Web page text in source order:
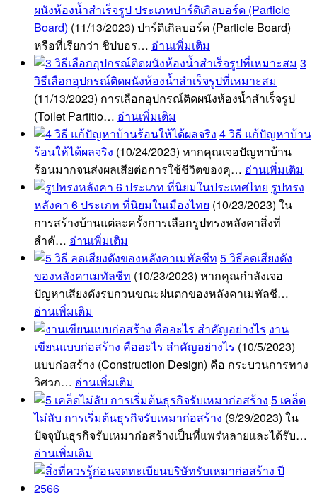
ผนังห้องน้ำสำเร็จรูป ประเภทปาร์ติเกิลบอร์ด (Particle
Board) (11/13/2023) ปาร์ติเกิลบอร์ด (Particle Board)
หรือที่เรียกว่า ชิปบอร… อ่านเพิ่มเติม
3
วิธีเลือกอุปกรณ์ติดผนังห้องน้ำสำเร็จรูปที่เหมาะสม
(11/13/2023) การเลือกอุปกรณ์ติดผนังห้องน้ำสำเร็จรูป
(Toilet Partitio… อ่านเพิ่มเติม
4 วิธี แก้ปัญหาบ้าน
ร้อนให้ได้ผลจริง (10/24/2023) หากคุณเจอปัญหาบ้าน
ร้อนมากจนส่งผลเสียต่อการใช้ชีวิตของคุ… อ่านเพิ่มเติม
รูปทรง
หลังคา 6 ประเภท ที่นิยมในเมืองไทย (10/23/2023) ใน
การสร้างบ้านแต่ละครั้งการเลือกรูปทรงหลังคาสิ่งที่
สำคั… อ่านเพิ่มเติม
5 วิธีลดเสียงดัง
ของหลังคาเมทัลชีท (10/23/2023) หากคุณกำลังเจอ
ปัญหาเสียงดังรบกวนขณะฝนตกของหลังคาเมทัลชี…
อ่านเพิ่มเติม
งาน
เขียนแบบก่อสร้าง คืออะไร สำคัญอย่างไร (10/5/2023)
แบบก่อสร้าง (Construction Design) คือ กระบวนการทาง
วิศวก… อ่านเพิ่มเติม
5 เคล็ด
ไม่ลับ การเริ่มต้นธุรกิจรับเหมาก่อสร้าง (9/29/2023) ใน
ปัจจุบันธุรกิจรับเหมาก่อสร้างเป็นที่แพร่หลายและได้รับ…
อ่านเพิ่มเติม